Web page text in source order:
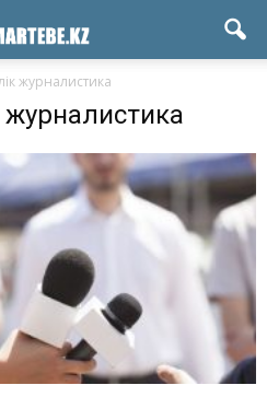
журналистика
журналистика